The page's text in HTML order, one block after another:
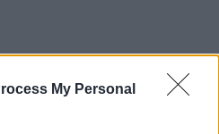
My Personal
της ΑΕΚ, όμως, η